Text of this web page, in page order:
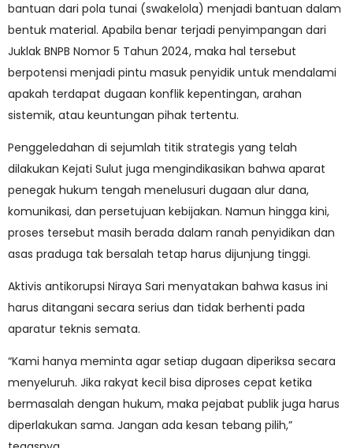
bantuan dari pola tunai (swakelola) menjadi bantuan dalam
bentuk material. Apabila benar terjadi penyimpangan dari
Juklak BNPB Nomor 5 Tahun 2024, maka hal tersebut
berpotensi menjadi pintu masuk penyidik untuk mendalami
apakah terdapat dugaan konflik kepentingan, arahan
sistemik, atau keuntungan pihak tertentu.
Penggeledahan di sejumlah titik strategis yang telah
dilakukan Kejati Sulut juga mengindikasikan bahwa aparat
penegak hukum tengah menelusuri dugaan alur dana,
komunikasi, dan persetujuan kebijakan. Namun hingga kini,
proses tersebut masih berada dalam ranah penyidikan dan
asas praduga tak bersalah tetap harus dijunjung tinggi.
Aktivis antikorupsi Niraya Sari menyatakan bahwa kasus ini
harus ditangani secara serius dan tidak berhenti pada
aparatur teknis semata.
“Kami hanya meminta agar setiap dugaan diperiksa secara
menyeluruh. Jika rakyat kecil bisa diproses cepat ketika
bermasalah dengan hukum, maka pejabat publik juga harus
diperlakukan sama. Jangan ada kesan tebang pilih,”